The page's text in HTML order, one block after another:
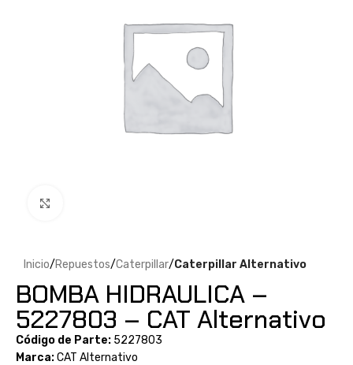
Inicio Repuestos Caterpillar Caterpillar Alternativo
BOMBA HIDRAULICA –
5227803 – CAT Alternativo
Código de Parte: 5227803
Marca:CAT Alternativo